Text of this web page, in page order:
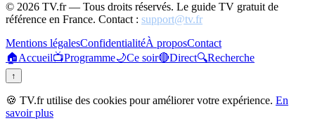
© 2026 TV.fr — Tous droits réservés. Le guide TV gratuit de
référence en France. Contact : support@tv.fr
Mentions légalesConfidentialitéÀ proposContact
🏠Accueil📺Programme🌙Ce soir🔴Direct🔍Recherche
↑
🍪 TV.fr utilise des cookies pour améliorer votre expérience. En
savoir plus